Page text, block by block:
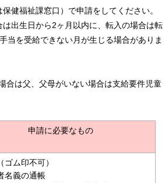
健福祉課窓口）で申請をしてください。
出生日から2ヶ月以内に、転入の場合は転
当を受給できない月が生じる場合がありま
合は父、父母がいない場合は支給要件児童
申請に必要なもの
ゴム印不可）
名義の通帳